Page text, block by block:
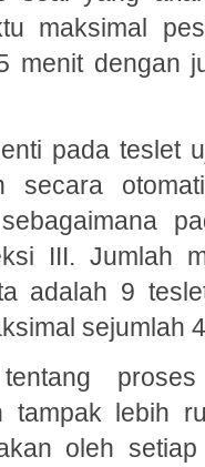
maksimal
menit dengan
pada teslet
secara
III. Jumlah
adalah 9
sejumlah
tentang
tampak lebih
oleh